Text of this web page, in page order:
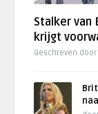
Stalker van
krijgt
Geschreven door